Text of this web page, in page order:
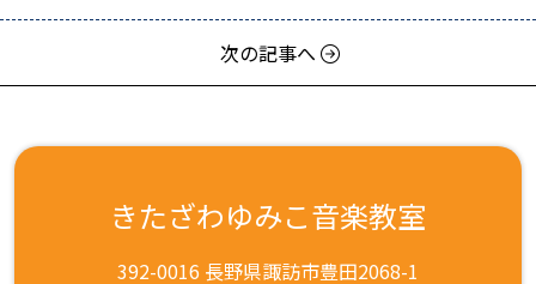
次の記事へ
きたざわゆみこ音楽教室
392-0016 長野県諏訪市豊田2068-1